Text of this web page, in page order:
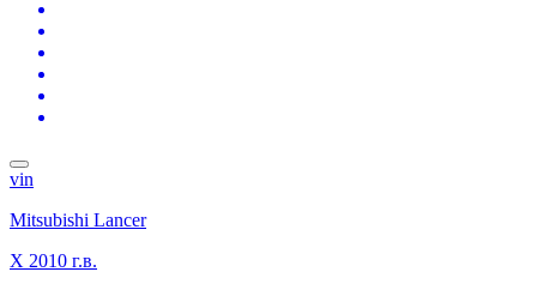
vin
Mitsubishi Lancer
X 2010 г.в.